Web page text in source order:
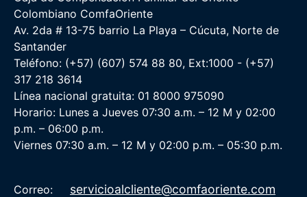
Colombiano ComfaOriente
Av. 2da # 13-75 barrio La Playa – Cúcuta, Norte de
Santander
Teléfono: (+57) (607) 574 88 80, Ext:1000 - (+57)
317 218 3614
Línea nacional gratuita: 01 8000 975090
Horario: Lunes a Jueves 07:30 a.m. – 12 M y 02:00
p.m. – 06:00 p.m.
Viernes 07:30 a.m. – 12 M y 02:00 p.m. – 05:30 p.m.
Correo: servicioalcliente@comfaoriente.com